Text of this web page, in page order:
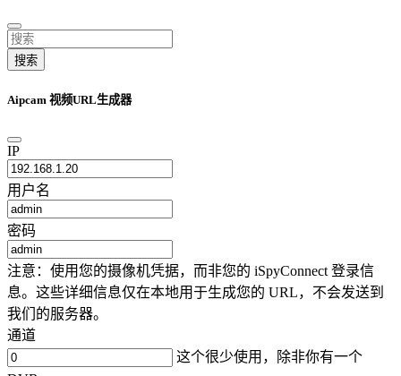
搜索
Aipcam 视频URL生成器
IP
用户名
密码
注意：使用您的摄像机凭据，而非您的 iSpyConnect 登录信
息。这些详细信息仅在本地用于生成您的 URL，不会发送到
我们的服务器。
通道
这个很少使用，除非你有一个